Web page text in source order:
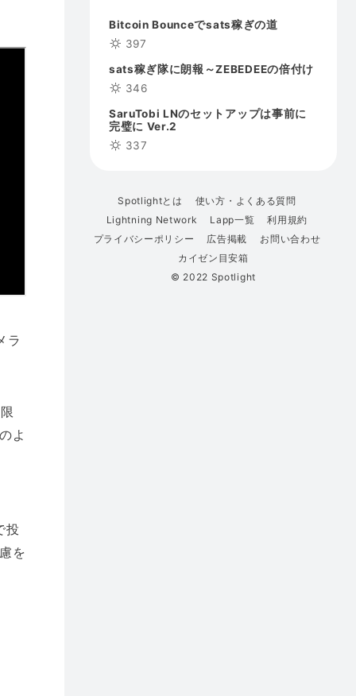
ラ
よ
投
を
Bitcoin Bounceでsats稼ぎの道
397
sats稼ぎ隊に朗報～ZEBEDEEの倍付け
346
SaruTobi LNのセットアップは事前に
完璧に Ver.2
337
Spotlightとは
使い方・よくある質問
Lightning Network
Lapp一覧
利用規約
プライバシーポリシー
広告掲載
お問い合わせ
カイゼン目安箱
© 2022 Spotlight